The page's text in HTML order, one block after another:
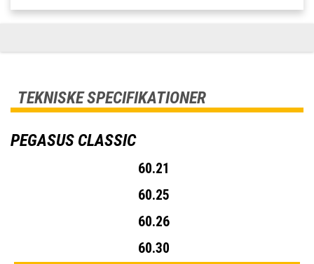
TEKNISKE SPECIFIKATIONER
PEGASUS CLASSIC
60.21
60.25
60.26
60.30